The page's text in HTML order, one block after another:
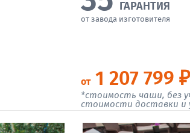
ГАРАНТИЯ
от завода изготовителя
от1 207 799
*стоимость чаши, без
стоимости доставки и